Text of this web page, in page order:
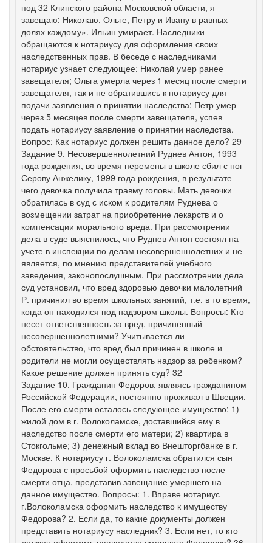
под 32 Клинского района Московской области, я
завещаю: Николаю, Ольге, Петру и Ивану в равных
долях каждому». Ильин умирает. Наследники
обращаются к нотариусу для оформления своих
наследственных прав. В беседе с наследниками
нотариус узнает следующее: Николай умер ранее
завещателя; Ольга умерла через 1 месяц после смерти
завещателя, так и не обратившись к нотариусу для
подачи заявления о принятии наследства; Петр умер
через 5 месяцев после смерти завещателя, успев
подать нотариусу заявление о принятии наследства.
Вопрос: Как нотариус должен решить данное дело? 29
Задание 9. Несовершеннолетний Руднев Антон, 1993
года рождения, во время перемены в школе сбил с ног
Серову Анжелику, 1999 года рождения, в результате
чего девочка получила травму головы. Мать девочки
обратилась в суд с иском к родителям Руднева о
возмещении затрат на приобретение лекарств и о
компенсации морального вреда. При рассмотрении
дела в суде выяснилось, что Руднев Антон состоял на
учете в инспекции по делам несовершеннолетних и не
является, по мнению представителей учебного
заведения, законопослушным. При рассмотрении дела
суд установил, что вред здоровью девочки малолетний
Р. причинил во время школьных занятий, т.е. в то время,
когда он находился под надзором школы. Вопросы: Кто
несет ответственность за вред, причиненный
несовершеннолетними? Учитывается ли
обстоятельство, что вред был причинен в школе и
родители не могли осуществлять надзор за ребенком?
Какое решение должен принять суд? 32
Задание 10. Гражданин Федоров, являясь гражданином
Российской Федерации, постоянно проживал в Швеции.
После его смерти осталось следующее имущество: 1)
жилой дом в г. Волоколамске, доставшийся ему в
наследство после смерти его матери; 2) квартира в
Стокгольме; 3) денежный вклад во Внешторгбанке в г.
Москве. К нотариусу г. Волоколамска обратился сын
Федорова с просьбой оформить наследство после
смерти отца, представив завещание умершего на
данное имущество. Вопросы: 1. Вправе нотариус
г.Волоколамска оформить наследство к имуществу
Федорова? 2. Если да, то какие документы должен
представить нотариусу наследник? 3. Если нет, то кто